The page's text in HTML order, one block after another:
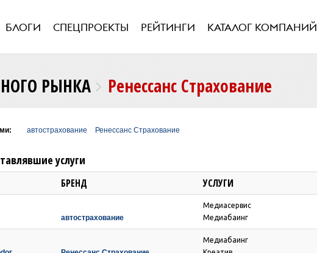
БЛОГИ СПЕЦПРОЕКТЫ РЕЙТИНГИ КАТАЛОГ КОМПАНИЙ
РЫНКА Ренессанс Страхование
автострахование Ренессанс Страхование
услуги
БРЕНД УСЛУГИ
автострахование
Медиасервис
Медиабаинг
Медиабаинг